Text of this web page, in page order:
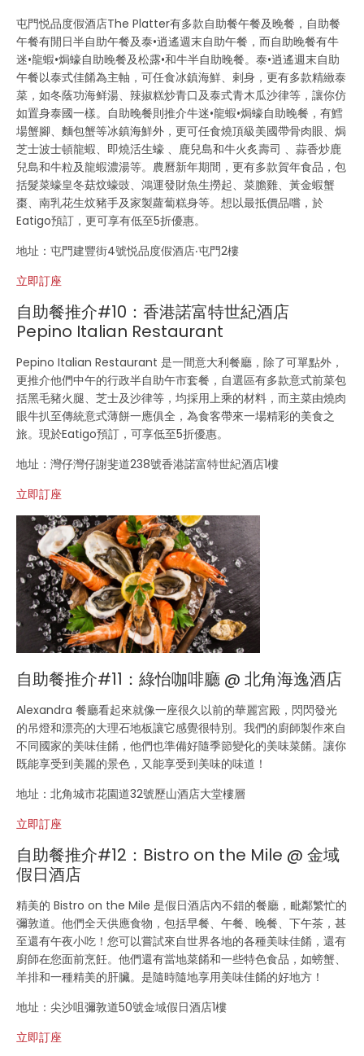
屯門悦品度假酒店The Platter有多款自助餐午餐及晚餐，自助餐
午餐有閒日半自助午餐及泰•逍遙週末自助午餐，而自助晚餐有牛
迷•龍蝦•焗蠔自助晚餐及松露•和牛半自助晚餐。泰•逍遙週末自助
午餐以泰式佳餚為主軸，可任食冰鎮海鮮、剌身，更有多款精緻泰
菜，如冬蔭功海鲜湯、辣掓糕炒青口及泰式青木瓜沙律等，讓你仿
如置身泰國一樣。自助晚餐則推介牛迷•龍蝦•焗蠔自助晚餐，有鱈
場蟹腳、麵包蟹等冰鎮海鮮外，更可任食燒頂級美國帶骨肉眼、焗
芝士波士頓龍蝦、即燒活生蠔 、鹿兒島和牛火炙壽司 、蒜香炒鹿
兒島和牛粒及龍蝦濃湯等。農曆新年期間，更有多款賀年食品，包
括髮菜蠔皇冬菇炆蠔豉、鴻運發財魚生撈起、菜膽雞、黃金蝦蟹
棗、南乳花生炆豬手及家製蘿蔔糕身等。想以最抵價品嚐，於
Eatigo預訂，更可享有低至5折優惠。
地址：屯門建豐街4號悦品度假酒店‧屯門2樓
立即訂座
自助餐推介#10：香港諾富特世紀酒店
Pepino Italian Restaurant
Pepino Italian Restaurant 是一間意大利餐廳，除了可單點外，
更推介他們中午的行政半自助午市套餐，自選區有多款意式前菜包
括黑毛豬火腿、芝士及沙律等，均採用上乘的材料，而主菜由燒肉
眼牛扒至傳統意式薄餅一應俱全，為食客帶來一場精彩的美食之
旅。現於Eatigo預訂，可享低至5折優惠。
地址：灣仔灣仔謝斐道238號香港諾富特世紀酒店1樓
立即訂座
自助餐推介#11：綠怡咖啡廳 @ 北角海逸酒店
Alexandra 餐廳看起來就像一座很久以前的華麗宮殿，閃閃發光
的吊燈和漂亮的大理石地板讓它感覺很特別。我們的廚師製作來自
不同國家的美味佳餚，他們也準備好隨季節變化的美味菜餚。讓你
既能享受到美麗的景色，又能享受到美味的味道！
地址：北角城市花園道32號歷山酒店大堂樓層
立即訂座
自助餐推介#12：Bistro on the Mile @ 金域
假日酒店
精美的 Bistro on the Mile 是假日酒店內不錯的餐廳，毗鄰繁忙的
彌敦道。他們全天供應食物，包括早餐、午餐、晚餐、下午茶，甚
至還有午夜小吃！您可以嘗試來自世界各地的各種美味佳餚，還有
廚師在您面前烹飪。他們還有當地菜餚和一些特色食品，如螃蟹、
羊排和一種精美的肝臟。是隨時隨地享用美味佳餚的好地方！
地址：尖沙咀彌敦道50號金域假日酒店1樓
立即訂座